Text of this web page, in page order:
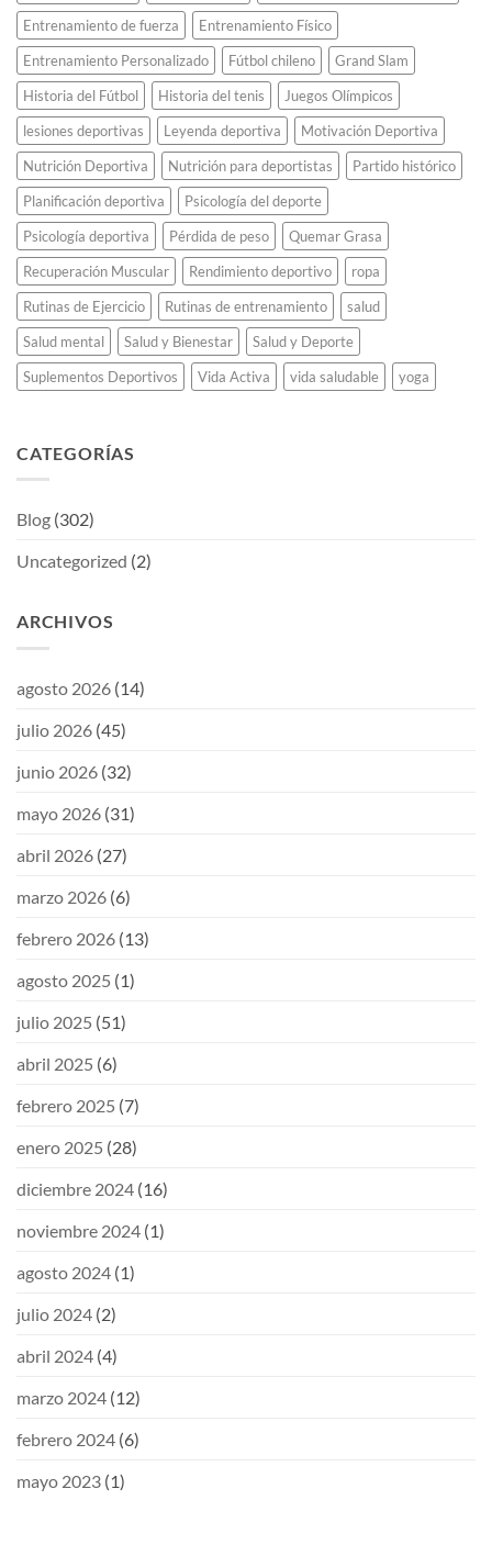
Entrenamiento de fuerza
Entrenamiento Físico
Entrenamiento Personalizado
Fútbol chileno
Grand Slam
Historia del Fútbol
Historia del tenis
Juegos Olímpicos
lesiones deportivas
Leyenda deportiva
Motivación Deportiva
Nutrición Deportiva
Nutrición para deportistas
Partido histórico
Planificación deportiva
Psicología del deporte
Psicología deportiva
Pérdida de peso
Quemar Grasa
Recuperación Muscular
Rendimiento deportivo
ropa
Rutinas de Ejercicio
Rutinas de entrenamiento
salud
Salud mental
Salud y Bienestar
Salud y Deporte
Suplementos Deportivos
Vida Activa vida saludable yoga
CATEGORÍAS
Blog (302)
Uncategorized (2)
ARCHIVOS
agosto 2026 (14)
julio 2026 (45)
junio 2026 (32)
mayo 2026 (31)
abril 2026 (27)
marzo 2026 (6)
febrero 2026 (13)
agosto 2025 (1)
julio 2025 (51)
abril 2025 (6)
febrero 2025 (7)
enero 2025 (28)
diciembre 2024 (16)
noviembre 2024 (1)
agosto 2024 (1)
julio 2024 (2)
abril 2024 (4)
marzo 2024 (12)
febrero 2024 (6)
mayo 2023 (1)